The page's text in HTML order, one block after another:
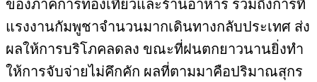
ของภาคการท่องเที่ยวและร้านอาหาร รวมถึงการที่
แรงงานกัมพูชาจำนวนมากเดินทางกลับประเทศ ส่ง
ผลให้การบริโภคลดลง ขณะที่ฝนตกยาวนานยิ่งทำ
ให้การจับจ่ายไม่คึกคัก ผลที่ตามมาคือปริมาณสุกร